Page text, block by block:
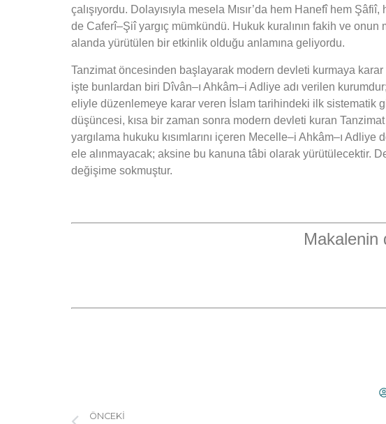
çalışıyordu. Dolayısıyla mesela Mısır’da hem Hanefî hem
de Caferî–Şiî yargıç mümkündü. Hukuk kuralının fakih ve
alanda yürütülen bir etkinlik olduğu anlamına geliyordu.
Tanzimat öncesinden başlayarak modern devleti kurmaya
işte bunlardan biri Dîvân–ı Ahkâm–i Adliye adı verilen
eliyle düzenlemeye karar veren İslam tarihindeki ilk sistematik
düşüncesi, kısa bir zaman sonra modern devleti kuran
yargılama hukuku kısımlarını içeren Mecelle–i Ahkâm–ı
ele alınmayacak; aksine bu kanuna tâbi olarak yürütülecektir.
değişime sokmuştur.
Makalenin
ÖNCEKI